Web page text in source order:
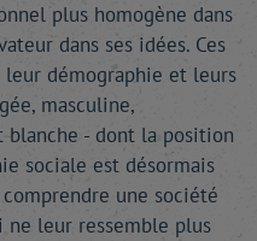
plus homogène dans
dans ses idées. Ces
leur démographie et leurs
masculine,
- dont la position
sociale est désormais
une société
leur ressemble plus